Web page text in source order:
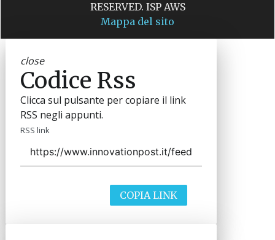
RESERVED. ISP AWS
Mappa del sito
close
Codice Rss
Clicca sul pulsante per copiare il link
RSS negli appunti.
RSS link
COPIA LINK